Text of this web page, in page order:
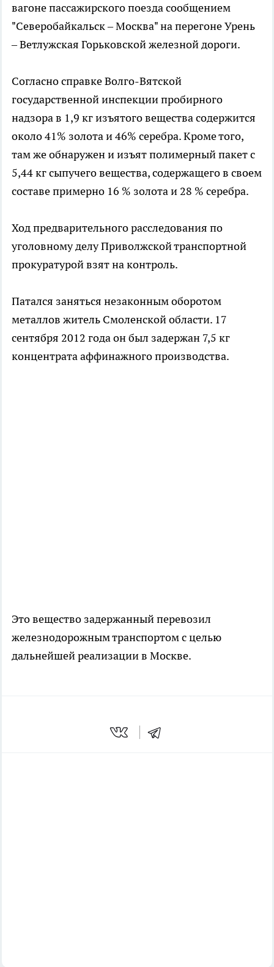
вагоне пассажирского поезда сообщением
"Северобайкальск – Москва" на перегоне Урень
– Ветлужская Горьковской железной дороги.
Согласно справке Волго-Вятской
государственной инспекции пробирного
надзора в 1,9 кг изъятого вещества содержится
около 41% золота и 46% серебра. Кроме того,
там же обнаружен и изъят полимерный пакет с
5,44 кг сыпучего вещества, содержащего в своем
составе примерно 16 % золота и 28 % серебра.
Ход предварительного расследования по
уголовному делу Приволжской транспортной
прокуратурой взят на контроль.
Патался заняться незаконным оборотом
металлов житель Смоленской области. 17
сентября 2012 года он был задержан 7,5 кг
концентрата аффинажного производства.
Это вещество задержанный перевозил
железнодорожным транспортом с целью
дальнейшей реализации в Москве.